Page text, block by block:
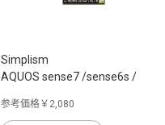
Simplism
AQUOS sense7 /sense6s /
参考価格￥2,080